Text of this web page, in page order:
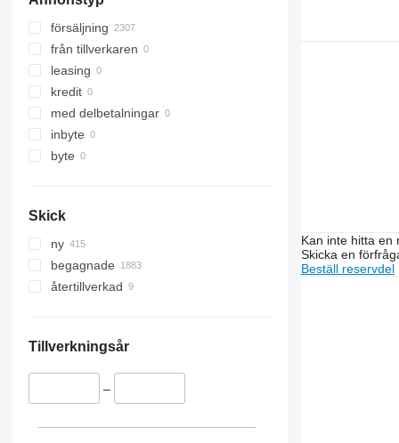
6100
6115
6130
6140
6145
6155
6175
6200
6300
6310
6320
6410
6610
7274
7278
7716
7718
7719
7720
8150
försäljning
från tillverkaren
leasing
kredit
med delbetalningar
inbyte
byte
Skick
ny
begagnade
återtillverkad
Tillverkningsår
–
Kan inte hitta en
Skicka en
Beställ reservdel